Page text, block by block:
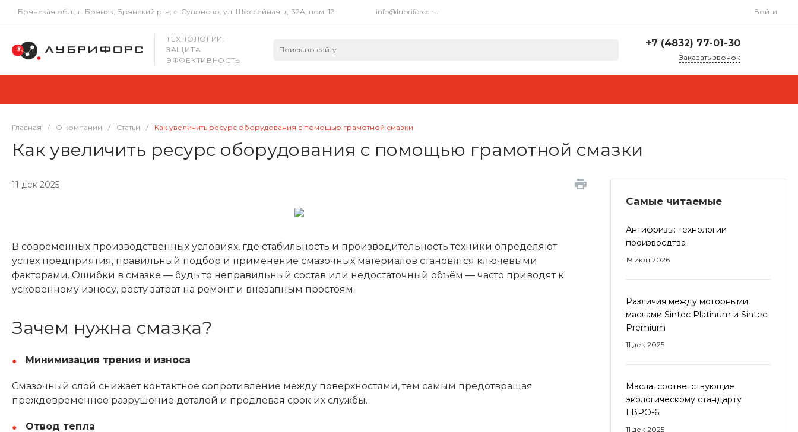
Брянская обл., г. Брянск, Брянский р-н, с. Супонево, ул. Шоссейная, д. 32А, пом. 12 info@lubriforce.ru Войти
ТЕХНОЛОГИИ.
ЗАЩИТА.
ЭФФЕКТИВНОСТЬ.
+7 (4832) 77-01-30
Заказать звонок
Главная / О компании / Статьи / Как увеличить ресурс оборудования с помощью грамотной смазки
Как увеличить ресурс оборудования с помощью грамотной смазки
Самые читаемые
Антифризы: технологии
произвосдтва
19 июн 2026
Различия между моторными
маслами Sintec Platinum и Sintec
Premium
11 дек 2025
Масла, соответствующие
экологическому стандарту
ЕВРО-6
11 дек 2025
11 дек 2025
В современных производственных условиях, где стабильность и производительность техники определяют
успех предприятия, правильный подбор и применение смазочных материалов становятся ключевыми
факторами. Ошибки в смазке — будь то неправильный состав или недостаточный объём — часто приводят к
ускоренному износу, росту затрат на ремонт и внезапным простоям.
Зачем нужна смазка?
Минимизация трения и износа
Смазочный слой снижает контактное сопротивление между поверхностями, тем самым предотвращая
преждевременное разрушение деталей и продлевая срок их службы.
Отвод тепла